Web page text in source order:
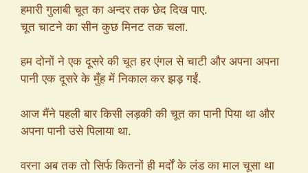
हमारी गुलाबी चूत का अन्दर तक छेद दिख पाए.
चूत चाटने का सीन कुछ मिनट तक चला.
हम दोनों ने एक दूसरे की चूत हर एंगल से चाटी और अपना अपना
पानी एक दूसरे के मुँह में निकाल कर झड़ गईं.
आज मैंने पहली बार किसी लड़की की चूत का पानी पिया था और
अपना पानी उसे पिलाया था.
वरना अब तक तो सिर्फ कितनों ही मर्दों के लंड का माल चूसा था